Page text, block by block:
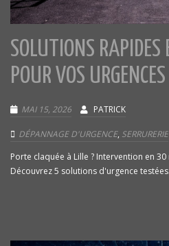
SOLUTIONS RAPIDES
POUR VOS URGENCES
MAI 15, 2026 PATRICK
DÉPANNAGE D'URGENCE, SERRURERIE
Porte claquée à Lille ? Intervention en
Découvrez 5 solutions d'urgence